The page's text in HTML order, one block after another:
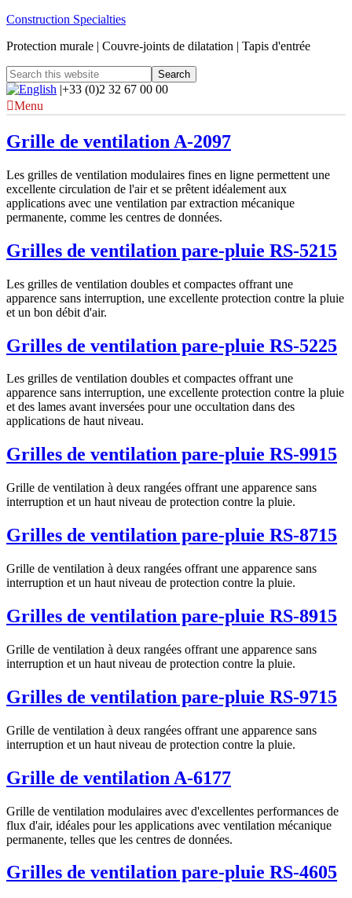
Construction Specialties
Protection murale | Couvre-joints de dilatation | Tapis d'entrée
|+33 (0)2 32 67 00 00
Menu
Grille de ventilation A-2097
Les grilles de ventilation modulaires fines en ligne permettent une
excellente circulation de l'air et se prêtent idéalement aux
applications avec une ventilation par extraction mécanique
permanente, comme les centres de données.
Grilles de ventilation pare-pluie RS-5215
Les grilles de ventilation doubles et compactes offrant une
apparence sans interruption, une excellente protection contre la pluie
et un bon débit d'air.
Grilles de ventilation pare-pluie RS-5225
Les grilles de ventilation doubles et compactes offrant une
apparence sans interruption, une excellente protection contre la pluie
et des lames avant inversées pour une occultation dans des
applications de haut niveau.
Grilles de ventilation pare-pluie RS-9915
Grille de ventilation à deux rangées offrant une apparence sans
interruption et un haut niveau de protection contre la pluie.
Grilles de ventilation pare-pluie RS-8715
Grille de ventilation à deux rangées offrant une apparence sans
interruption et un haut niveau de protection contre la pluie.
Grilles de ventilation pare-pluie RS-8915
Grille de ventilation à deux rangées offrant une apparence sans
interruption et un haut niveau de protection contre la pluie.
Grilles de ventilation pare-pluie RS-9715
Grille de ventilation à deux rangées offrant une apparence sans
interruption et un haut niveau de protection contre la pluie.
Grille de ventilation A-6177
Grille de ventilation modulaires avec d'excellentes performances de
flux d'air, idéales pour les applications avec ventilation mécanique
permanente, telles que les centres de données.
Grilles de ventilation pare-pluie RS-4605